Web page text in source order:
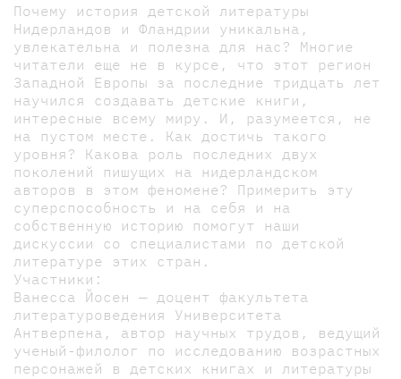
Почему история детской литературы
Нидерландов и Фландрии уникальна,
увлекательна и полезна для нас? Многие
читатели еще не в курсе, что этот регион
Западной Европы за последние тридцать лет
научился создавать детские книги,
интересные всему миру. И, разумеется, не
на пустом месте. Как достичь такого
уровня? Какова роль последних двух
поколений пишущих на нидерландском
авторов в этом феномене? Примерить эту
суперспособность и на себя и на
собственную историю помогут наши
дискуссии со специалистами по детской
литературе этих стран.
Участники:
Ванесса Йосен — доцент факультета
литературоведения Университета
Антверпена, автор научных трудов, ведущий
ученый-филолог по исследованию возрастных
персонажей в детских книгах и литературы